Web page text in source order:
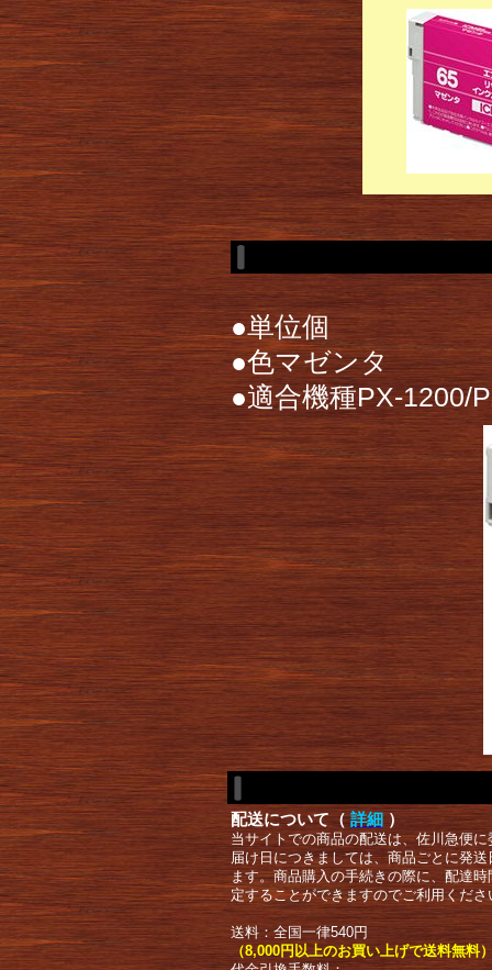
●単位個
●色マゼンタ
●適合機種PX-1200/
配送について（ 詳細 ）
当サイトでの商品の配送は、佐川急便
届け日につきましては、商品ごとに発
ます。商品購入の手続きの際に、配達
定することができますのでご利用くださ
送料：全国一律540円
（8,000円以上のお買い上げで送料無料